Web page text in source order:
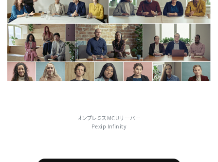
オンプレミスMCUサーバー
Pexip Infinity